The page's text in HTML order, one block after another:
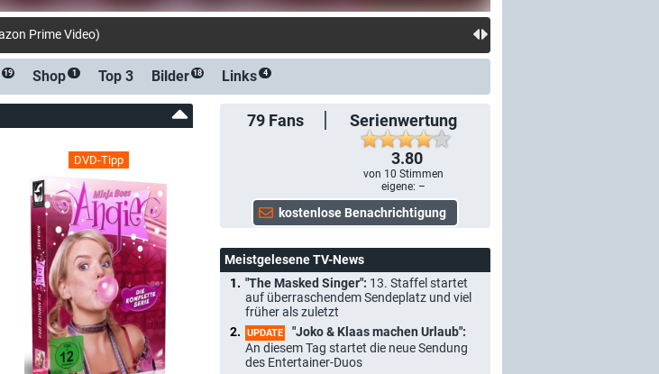
19 Shop 1 Top 3 Bilder 18 Links 4
79 Fans
Serienwertung
3.80
von 10 Stimmen
eigene: –
DVD-Tipp
Meistgelesene TV-News
"The Masked Singer": 13. Staffel startet
auf überraschendem Sendeplatz und viel
früher als zuletzt
UPDATE
"Joko & Klaas machen Urlaub":
An diesem Tag startet die neue Sendung
des Entertainer-Duos